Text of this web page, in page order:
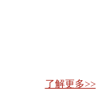
了解更多>>